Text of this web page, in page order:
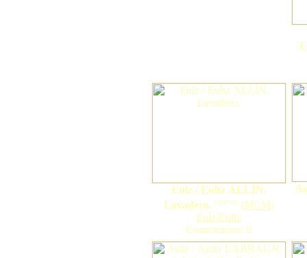
Eulz / Eultz ALLÍN.
Lavadero. nuevo (MCM)
Eulz/Eultz
Comentarios: 0